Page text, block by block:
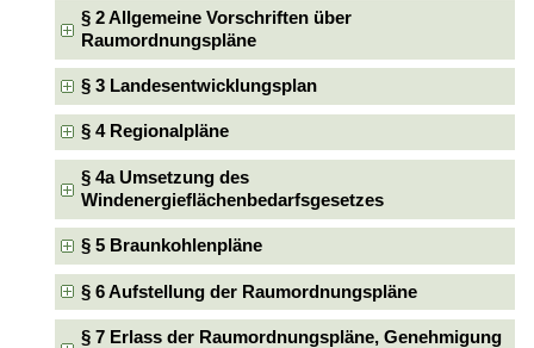
§ 2 Allgemeine Vorschriften über
Raumordnungspläne
§ 3 Landesentwicklungsplan
§ 4 Regionalpläne
§ 4a Umsetzung des
Windenergieflächenbedarfsgesetzes
§ 5 Braunkohlenpläne
§ 6 Aufstellung der Raumordnungspläne
§ 7 Erlass der Raumordnungspläne, Genehmigung